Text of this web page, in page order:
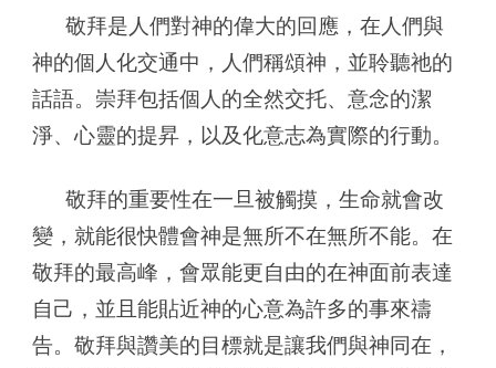
敬拜是人們對神的偉大的回應，在人們與
神的個人化交通中，人們稱頌神，並聆聽祂的
話語。崇拜包括個人的全然交托、意念的潔
淨、心靈的提昇，以及化意志為實際的行動。
敬拜的重要性在一旦被觸摸，生命就會改
變，就能很快體會神是無所不在無所不能。在
敬拜的最高峰，會眾能更自由的在神面前表達
自己，並且能貼近神的心意為許多的事來禱
告。敬拜與讚美的目標就是讓我們與神同在，